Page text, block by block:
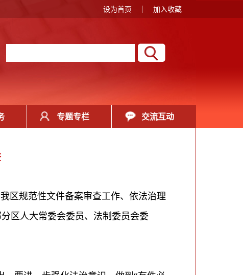
设为首页 加入收藏
专题专栏 交流互动
区规范性文件备案审查工作、依法治理
区人大常委会委员、法制委员会委